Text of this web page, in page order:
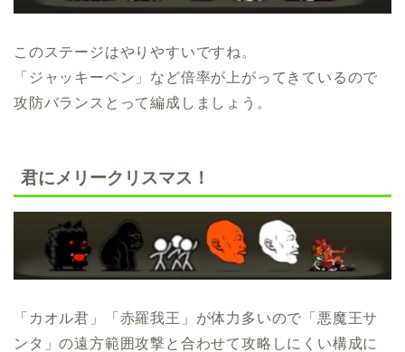
このステージはやりやすいですね。
「ジャッキーペン」など倍率が上がってきているので
攻防バランスとって編成しましょう。
君にメリークリスマス！
「カオル君」「赤羅我王」が体力多いので「悪魔王サ
ンタ」の遠方範囲攻撃と合わせて攻略しにくい構成に